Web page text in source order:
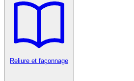
Reliure et façonnage